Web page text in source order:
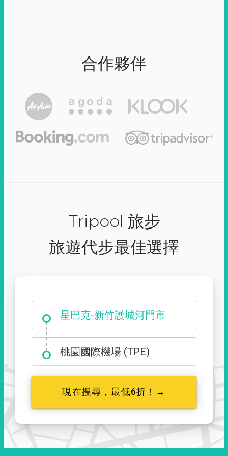
合作夥伴
Tripool 旅步
旅遊代步最佳選擇
星巴克-新竹護城河門市
大霸尖山登山口
桃園國際機場 (TPE)
現在搜尋，最低6折！→